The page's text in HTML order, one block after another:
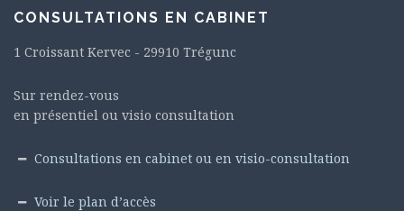
CONSULTATIONS EN CABINET
1 Croissant Kervec - 29910 Trégunc
Sur rendez-vous
en présentiel ou visio consultation
Consultations en cabinet ou en visio-consultation
Voir le plan d’accès